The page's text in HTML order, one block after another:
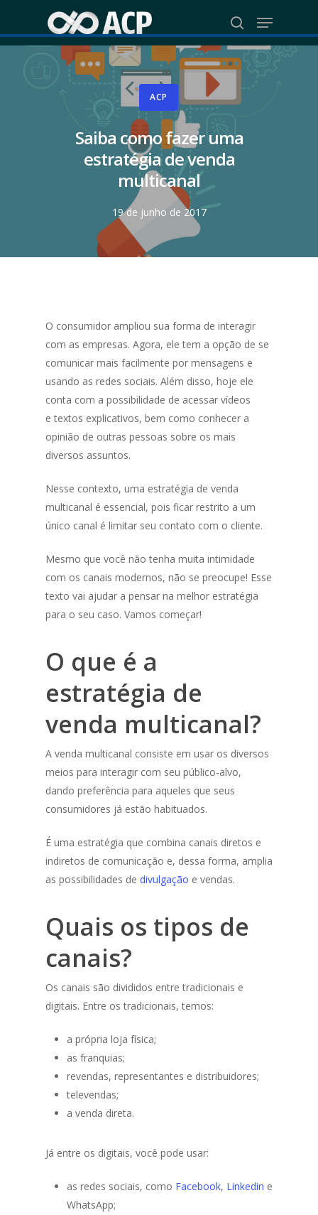
main
search
Menu
ACP
Saiba como fazer uma
estratégia de venda
multicanal
19 de junho de 2017
O consumidor ampliou sua forma de interagir
com as empresas. Agora, ele tem a opção de se
comunicar mais facilmente por mensagens e
usando as redes sociais. Além disso, hoje ele
conta com a possibilidade de acessar vídeos
e textos explicativos, bem como conhecer a
opinião de outras pessoas sobre os mais
diversos assuntos.
Nesse contexto, uma estratégia de venda
multicanal é essencial, pois ficar restrito a um
único canal é limitar seu contato com o cliente.
Mesmo que você não tenha muita intimidade
com os canais modernos, não se preocupe! Esse
texto vai ajudar a pensar na melhor estratégia
para o seu caso. Vamos começar!
O que é a
estratégia de
venda multicanal?
A venda multicanal consiste em usar os diversos
meios para interagir com seu público-alvo,
dando preferência para aqueles que seus
consumidores já estão habituados.
É uma estratégia que combina canais diretos e
indiretos de comunicação e, dessa forma, amplia
as possibilidades de divulgação e vendas.
Quais os tipos de
canais?
Os canais são divididos entre tradicionais e
digitais. Entre os tradicionais, temos:
a própria loja física;
as franquias;
revendas, representantes e distribuidores;
televendas;
a venda direta.
Já entre os digitais, você pode usar:
as redes sociais, como Facebook, Linkedin e
WhatsApp;
Close